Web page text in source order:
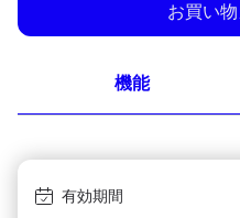
お買い
機能
有効期間